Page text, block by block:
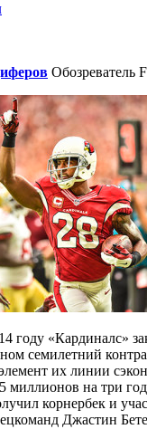
Обозреватель
году «Кардиналс»
семилетний
их линии
миллионов на три
корнербек и
Джастин